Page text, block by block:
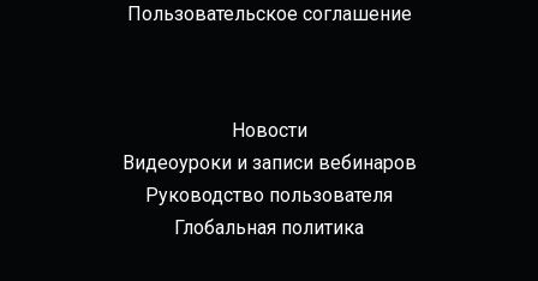
Пользовательское соглашение
Новости
Видеоуроки и записи вебинаров
Руководство пользователя
Глобальная политика